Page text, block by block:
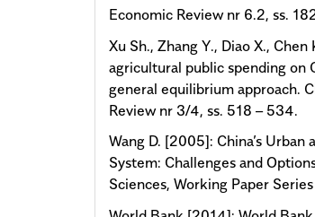
Economic Review nr 6.2, ss.
Xu Sh., Zhang Y., Diao X.,
agricultural public spending on
general equilibrium approach.
Review nr 3/4, ss. 518 – 534.
Wang D. [2005]: China’s
System: Challenges and
Sciences, Working Paper